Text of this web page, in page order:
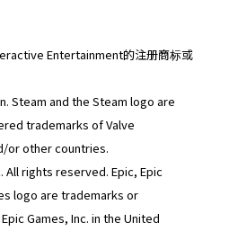
Entertainment的注册商标或
Steam and the Steam logo are
trademarks of Valve
or other countries.
All rights reserved. Epic, Epic
logo are trademarks or
Games, Inc. in the United